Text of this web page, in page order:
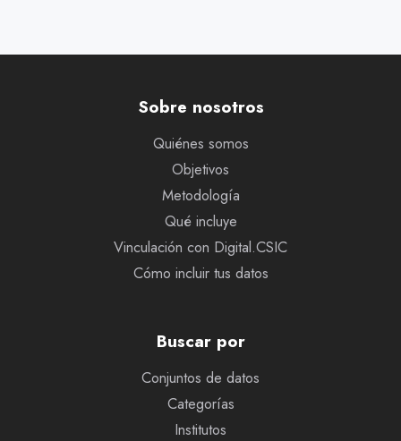
Sobre nosotros
Quiénes somos
Objetivos
Metodología
Qué incluye
Vinculación con Digital.CSIC
Cómo incluir tus datos
Buscar por
Conjuntos de datos
Categorías
Institutos